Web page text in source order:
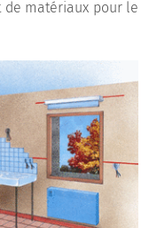
de matériaux pour le